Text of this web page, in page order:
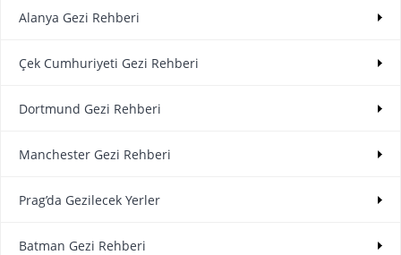
Alanya Gezi Rehberi
Çek Cumhuriyeti Gezi Rehberi
Dortmund Gezi Rehberi
Manchester Gezi Rehberi
Prag’da Gezilecek Yerler
Batman Gezi Rehberi